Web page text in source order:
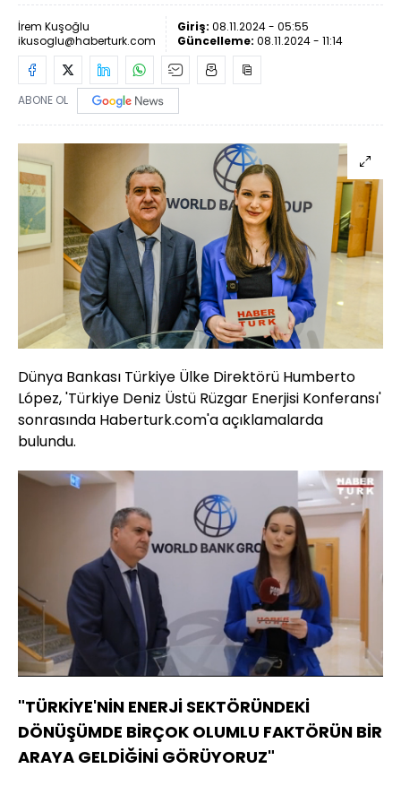
İrem Kuşoğlu
ikusoglu@haberturk.com
Giriş: 08.11.2024 - 05:55
Güncelleme: 08.11.2024 - 11:14
ABONE OL
Dünya Bankası Türkiye Ülke Direktörü Humberto
López, 'Türkiye Deniz Üstü Rüzgar Enerjisi Konferansı'
sonrasında Haberturk.com'a açıklamalarda
bulundu.
Sesi
Aç
Yüklendi:
8.68%
Oynatma
Hızı
"TÜRKİYE'NİN ENERJİ SEKTÖRÜNDEKİ
DÖNÜŞÜMDE BİRÇOK OLUMLU FAKTÖRÜN BİR
ARAYA GELDİĞİNİ GÖRÜYORUZ"